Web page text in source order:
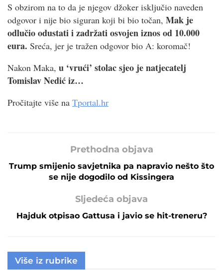
S obzirom na to da je njegov džoker isključio naveden
odgovor i nije bio siguran koji bi bio točan, Mak je
odlučio odustati i zadržati osvojen iznos od 10.000
eura. Sreća, jer je tražen odgovor bio A: koromač!
Nakon Maka, u ‘vrući’ stolac sjeo je natjecatelj
Tomislav Nedić iz…
Pročitajte više na Tportal.hr
Prethodna objava
Trump smijenio savjetnika pa napravio nešto što
se nije dogodilo od Kissingera
Sljedeća objava
Hajduk otpisao Gattusa i javio se hit-treneru?
Više iz rubrike